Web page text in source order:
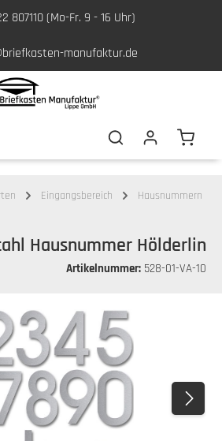
807110 (Mo-Fr. 9 - 16 Uhr)
manufaktur.de
Eingangsbereich Hausnummern
Hausnummer Hölderlin
Artikelnummer: 528-01-VA-10